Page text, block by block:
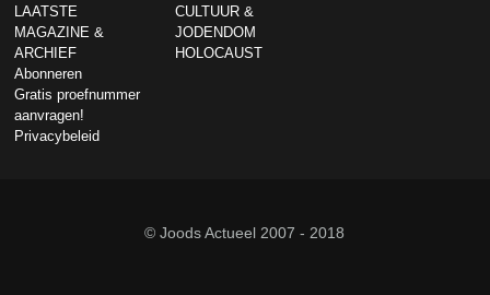
LAATSTE
MAGAZINE &
ARCHIEF
Abonneren
Gratis proefnummer
aanvragen!
Privacybeleid
CULTUUR &
JODENDOM
HOLOCAUST
© Joods Actueel 2007 - 2018